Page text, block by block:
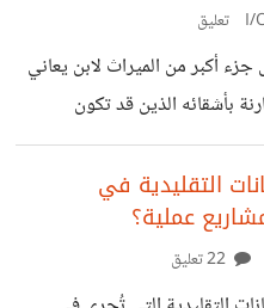
أكبر من الميراث لابن يعاني
بأشقائه الذين قد تكون
كان الهدف هو مساعدته على
التقليدية في
عملية؟